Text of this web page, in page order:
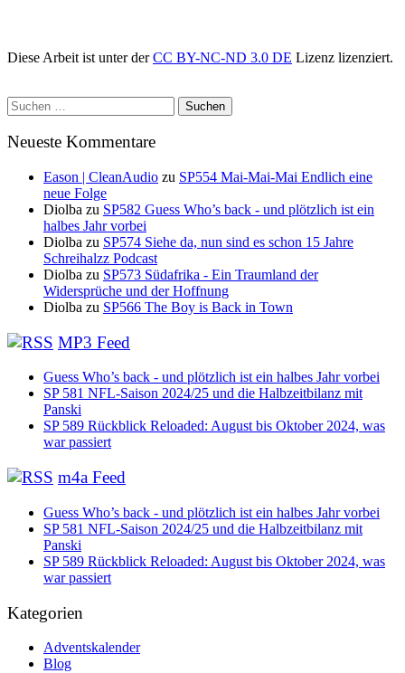
Diese Arbeit ist unter derCC BY-NC-ND 3.0 DE Lizenz lizenziert.
Suchen
nach:
Neueste Kommentare
Eason | CleanAudio zu SP554 Mai-Mai-Mai Endlich eine
neue Folge
Diolba zu SP582 Guess Who’s back - und plötzlich ist ein
halbes Jahr vorbei
Diolba zu SP574 Siehe da, nun sind es schon 15 Jahre
Schreihalzz Podcast
Diolba zu SP573 Südafrika - Ein Traumland der
Widersprüche und der Hoffnung
Diolba zu SP566 The Boy is Back in Town
MP3 Feed
Guess Who’s back - und plötzlich ist ein halbes Jahr vorbei
SP 581 NFL-Saison 2024/25 und die Halbzeitbilanz mit
Panski
SP 589 Rückblick Reloaded: August bis Oktober 2024, was
war passiert
m4a Feed
Guess Who’s back - und plötzlich ist ein halbes Jahr vorbei
SP 581 NFL-Saison 2024/25 und die Halbzeitbilanz mit
Panski
SP 589 Rückblick Reloaded: August bis Oktober 2024, was
war passiert
Kategorien
Adventskalender
Blog